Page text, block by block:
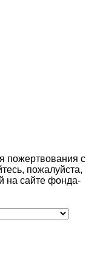
пожертвования с
пожалуйста,
на сайте фонда-